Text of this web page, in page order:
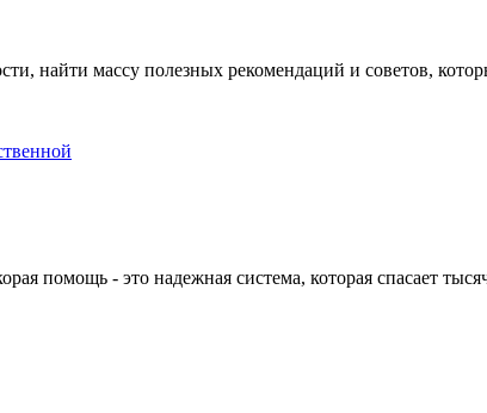
найти массу полезных рекомендаций и советов,
помощь - это надежная система, которая спасает